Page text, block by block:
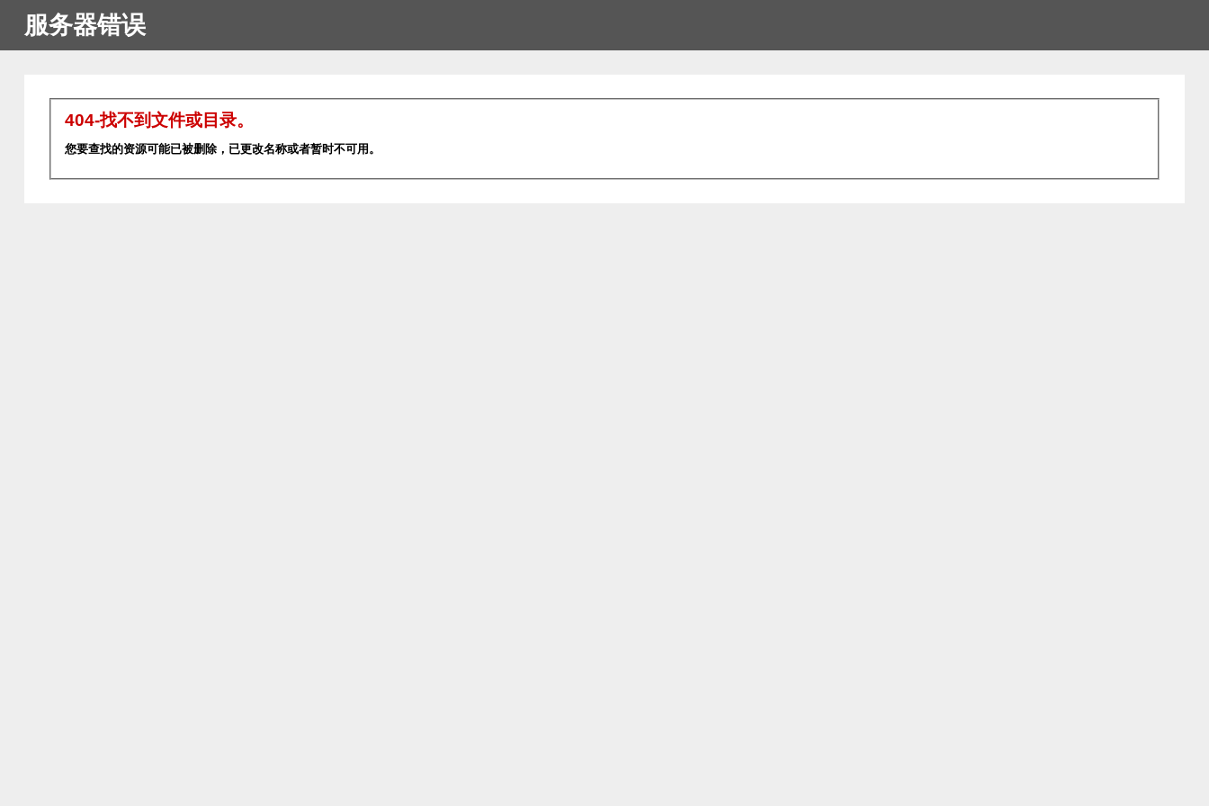
服务器错误
404-找不到文件或目录。
您要查找的资源可能已被删除，已更改名称或者暂时不可用。